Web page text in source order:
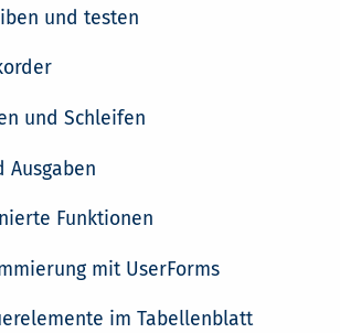
und testen
und Schleifen
Ausgaben
Funktionen
mit UserForms
im Tabellenblatt